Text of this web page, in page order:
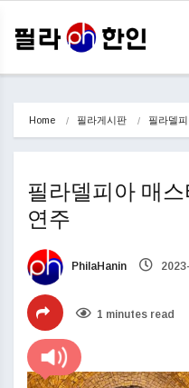
Home 필라게시판 필라델
필라델피아 매
연주
PhilaHanin
1 minutes read